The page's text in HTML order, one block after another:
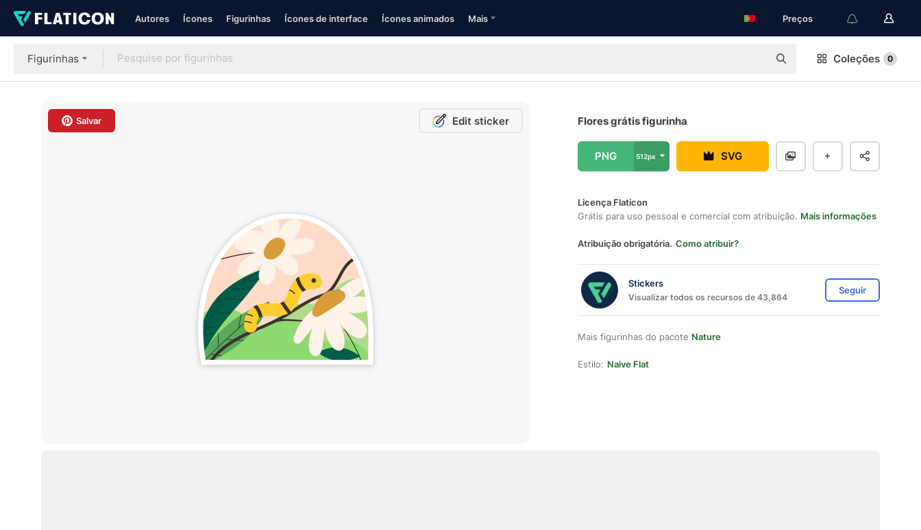
Autores Ícones Figurinhas Ícones de interface Ícones animados Mais Preços
Figurinhas Coleções 0
Salvar Edit sticker Flores grátis figurinha
PNG 512px SVG
Licença Flaticon
Grátis para uso pessoal e comercial com atribuição. Mais informações
Atribuição obrigatória. Como atribuir?
Stickers
Visualizar todos os recursos de 43,864
Seguir
Mais figurinhas do pacote Nature
Estilo: Naive Flat